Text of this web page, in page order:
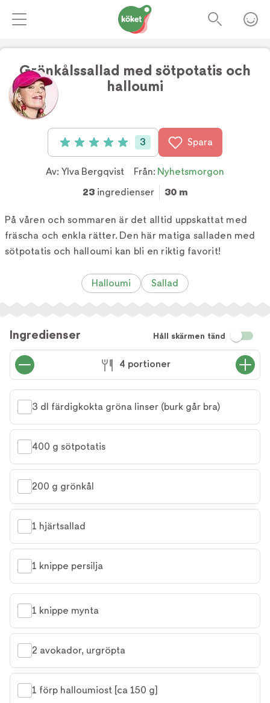
Grönkålssallad med sötpotatis och
halloumi
Betyg: 5 av 5 (3 röster)
3 Spara
Av: Ylva Bergqvist Från: Nyhetsmorgon
23 ingredienser 30 m
På våren och sommaren är det alltid uppskattat med
fräscha och enkla rätter. Den här matiga salladen med
sötpotatis och halloumi kan bli en riktig favorit!
Halloumi Sallad
Ingredienser Håll skärmen tänd
4 portioner
3 dl färdigkokta gröna linser (burk går bra)
400 g sötpotatis
200 g grönkål
1 hjärtsallad
1 knippe persilja
1 knippe mynta
2 avokador, urgröpta
1 förp halloumiost [ca 150 g]